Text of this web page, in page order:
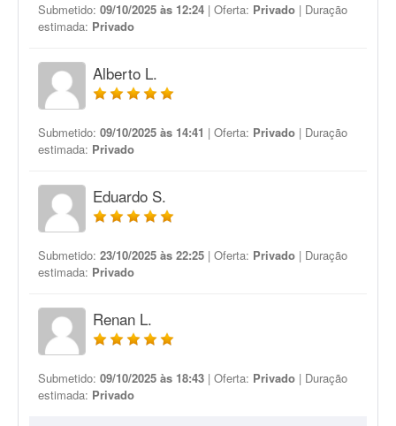
Submetido: 09/10/2025 às 12:24 | Oferta: Privado | Duração
estimada: Privado
Alberto L.
Submetido: 09/10/2025 às 14:41 | Oferta: Privado | Duração
estimada: Privado
Eduardo S.
Submetido: 23/10/2025 às 22:25 | Oferta: Privado | Duração
estimada: Privado
Renan L.
Submetido: 09/10/2025 às 18:43 | Oferta: Privado | Duração
estimada: Privado